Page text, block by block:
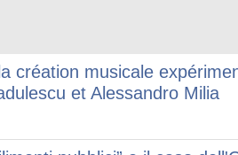
création musicale
et Alessandro Milia